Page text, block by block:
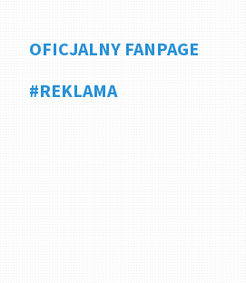
OFICJALNY FANPAGE
#REKLAMA